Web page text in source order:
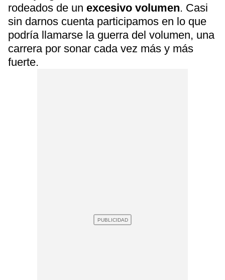
rodeados de un excesivo volumen. Casi
sin darnos cuenta participamos en lo que
podría llamarse la guerra del volumen, una
carrera por sonar cada vez más y más
fuerte.